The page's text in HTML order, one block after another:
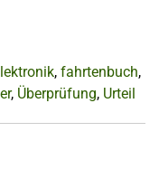
, fahrtenbuch,
, Überprüfung, Urteil